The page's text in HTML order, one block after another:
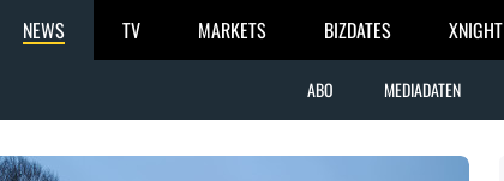
NEWS TV MARKETS BIZDATES XNIGHT
ABO MEDIADATEN